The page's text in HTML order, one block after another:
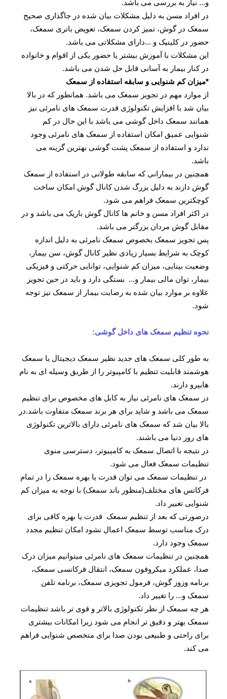
و... نیاز به بررسی می باشد.
در افراد مسن به دلیل مشکلات بیان شده در جاگذاری صحیح
سمعک در گوش، تمیز کردن سمعک، تعویض باتری سمعک،
حضور در کلینیک و ...دارای مشکلاتی می باشد.
این مشکلات با آموزش بیشتر یا حضور یکی از اقوام و خانواده
در کنار بیمار به آسانی قابل حل شدن می باشد.
*میزان کم شنوایی و سابقه استفاده از سمعک
از موارد مهم در تجویز سمعک می باشد. همانطور که در بالا
بیان شد با افزایش تکنولوژی قدرت سمعک های نامرئی نیز
همانند سمعک داخل گوشی می باشد با این حال در کم
شنوایی عمیق امکان استفاده از سمعک های نامرئی وجود
ندارد و استفاده از سمعک پشت گوشی بهترین گزینه می
باشد.
همچنین در بیمارانی که سابقه طولانی در استفاده از سمعک
گوش دارند به دلیل بزرگ شدن کانال گوش امکان ساخت
کوچکترین سمعک فراهم می شود.
در اکثر افراد مسن و خانم ها کانال گوش باریک می باشد و در
مقابل گوش مردان بزرگتر می باشد.
پس تجویز سمعک بخصوص سمعک نامرئی به دلیل اندازه
کوچک به شرایط بسیار زیادی نظیر کانال گوش، سن بیمار،
وضعیت بینایی، میزان کم شنوایی، توانایی حرکتی و فیزیکی
بیمار، توان مالی بیمار و... بستگی دارد و باید در حین تجویز
علاوه بر موارد بیان شده به رضایت بیمار از سمعک نیز توجه
شود.
نحوه تنظیم سمعک های داخل گوشی:
به طور کلی سمعک های جدید نظیر سمعک دیجیتال یا سمعک
هوشمند قابلیت تنظیم با کامپیوتر را از طریق وسیله ای به نام
هایپرو دارند.
در سمعک های نامرئی نیاز به کابل های مخصوص برای تنظیم
سمعک می باشد و شاید برای هر برند سمعک متفاوت باشد.در
بالا بیان شد که سمعک های نامرئی دارای بالاترین تکنولوژی
های روز دنیا می باشند.
در نتیجه با اتصال سمعک به کامپیوتر، دسترسی منوی
تنظیمات سمعک فعال می شود.
در تنظیمات سمعک می توان قدرت یا بهره سمعک را در تمام
فرکانس های مختلف(منظور باند سمعک) با توجه به میزان کم
شنوایی تغییر داد.
درصورتی که بعد از تنظیم سمعک قدرت یا بهره کافی برای
درک مناسب توسط سمعک اعمال نشود امکان تنظیم مجدد
سمعک وجود دارد.
همچنین در تنظیمات سمعک های نامرئی میتوانیم میزان درک
صدا، عملکرد میکروفون سمعک، انتقال فرکانسی سمعک،
برنامه وزوز گوش، فرمول تجویزی سمعک، برنامه تلفن
سمعک و... را تغییر داد.
هر چه سمعک از نظر تکنولوژی بالاتر و قوی تر باشد تنظیمات
سمعک بهتر و دقیق تر انجام می شود زیرا امکانات بیشتری
برای راحتی و طبیعی بودن صدا برای متخصص شنوایی فراهم
می کند.